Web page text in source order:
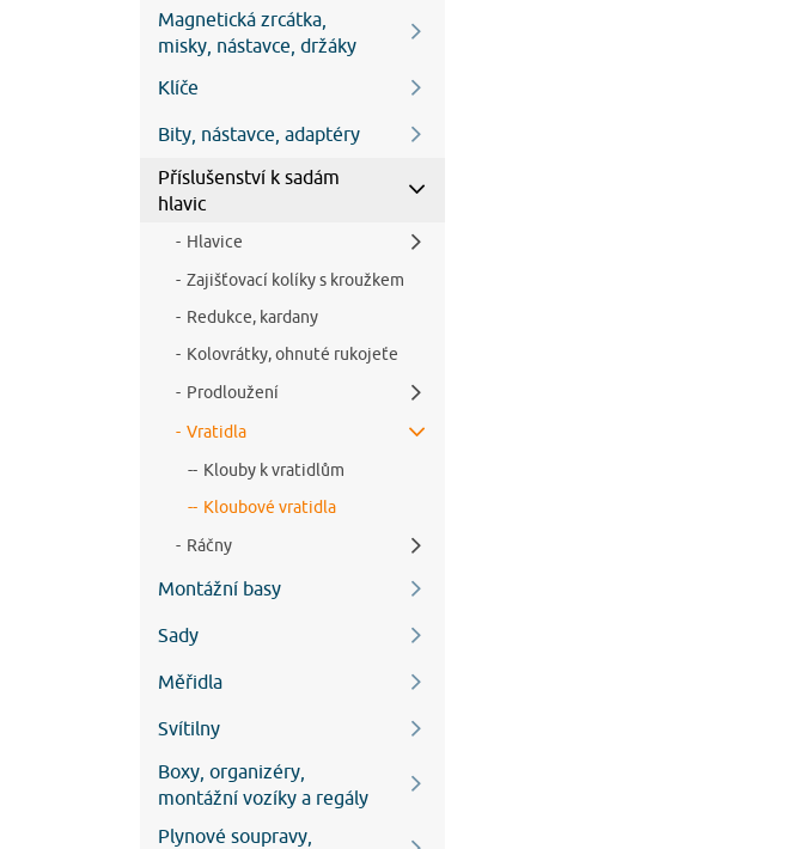
Magnetická zrcátka,
misky, nástavce, držáky
Klíče
Bity, nástavce, adaptéry
Příslušenství k sadám
hlavic
Hlavice
Zajišťovací kolíky s kroužkem
Redukce, kardany
Kolovrátky, ohnuté rukojeťe
Prodloužení
Vratidla
Klouby k vratidlům
Kloubové vratidla
Ráčny
Montážní basy
Sady
Měřidla
Svítilny
Boxy, organizéry,
montážní vozíky a regály
Plynové soupravy,